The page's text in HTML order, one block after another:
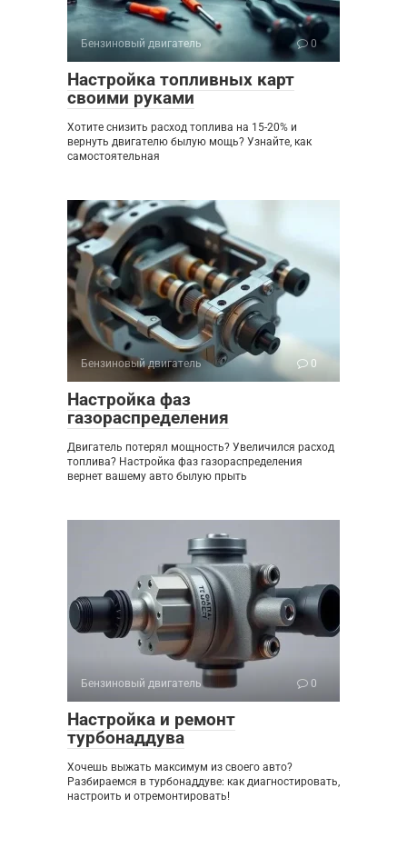
Бензиновый двигатель 0
Настройка топливных карт
своими руками
Хотите снизить расход топлива на 15-20% и
вернуть двигателю былую мощь? Узнайте, как
самостоятельная
Бензиновый двигатель 0
Настройка фаз
газораспределения
Двигатель потерял мощность? Увеличился расход
топлива? Настройка фаз газораспределения
вернет вашему авто былую прыть
Бензиновый двигатель 0
Настройка и ремонт
турбонаддува
Хочешь выжать максимум из своего авто?
Разбираемся в турбонаддуве: как диагностировать,
настроить и отремонтировать!